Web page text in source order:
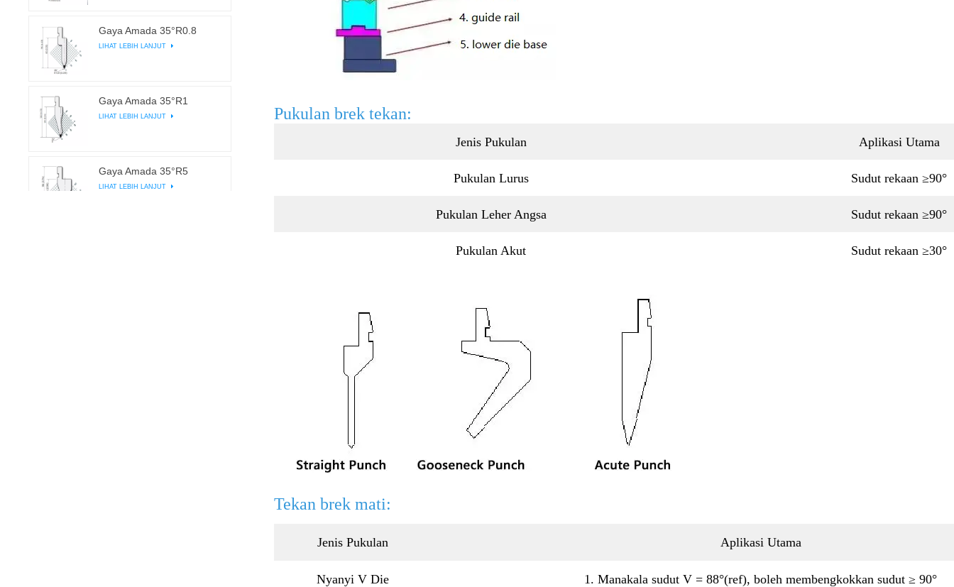
Pukulan brek tekan:
Jenis Pukulan Aplikasi Utama
Pukulan Lurus Sudut rekaan ≥90°
Pukulan Leher Angsa Sudut rekaan ≥90°
Pukulan Akut Sudut rekaan ≥30°
Tekan brek mati:
Jenis Pukulan Aplikasi Utama
Nyanyi V Die 1. Manakala sudut V = 88°(ref), boleh membengkokkan sudut ≥ 90°
Gaya Amada 35°R0.8
LIHAT LEBIH LANJUT
Gaya Amada 35°R1
LIHAT LEBIH LANJUT
Gaya Amada 35°R5
LIHAT LEBIH LANJUT